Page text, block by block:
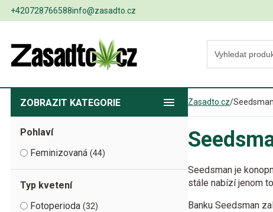
+420728766588info@zasadto.cz
ZOBRAZIT KATEGORIE
Pohlaví
Feminizovaná 44
Typ kvetení
Fotoperioda 32
Zasadto.cz/Seedsman
Seedsman je
stále nabízí jenom
Banku Seedsman